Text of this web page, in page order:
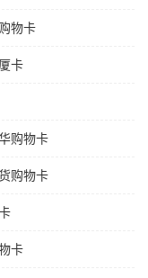
物卡
卡
购物卡
购物卡
卡